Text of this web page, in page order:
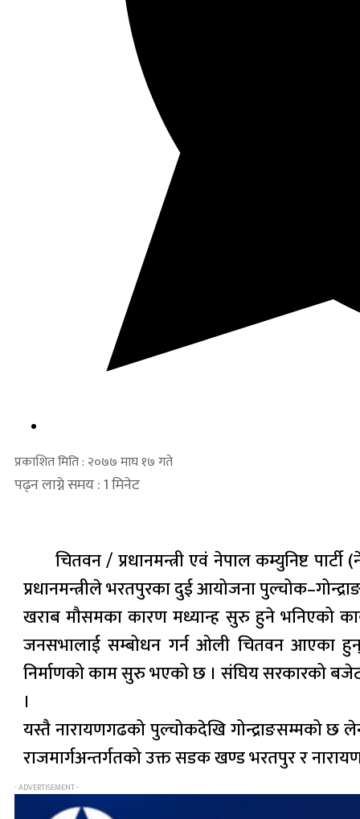
प्रकाशित मिति : २०७७ माघ १७ गते
पढ्न लाग्ने समय : 1 मिनेट
चितवन / प्रधानमन्त्री एवं नेपाल कम्युनिष्ट
प्रधानमन्त्रीले भरतपुरका दुई आयोजना
खराब मौसमका कारण मध्यान्ह सुरु हुने भनिएको
जनसभालाई सम्बोधन गर्न ओली चितवन आएका
निर्माणको काम सुरु भएको छ । संघिय सरकारको
।
यस्तै नारायणगढको पुल्चोकदेखि गोन्द्राङसम्मको छ
राजमार्गअन्तर्गतको उक्त सडक खण्ड भरतपुर र
- ADVERTISEMENT -